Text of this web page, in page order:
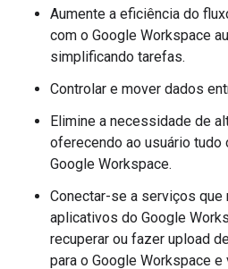
Aumente a eficiência do
com o Google Workspace
simplificando tarefas.
Controlar e mover dados
Elimine a necessidade de
oferecendo ao usuário tudo
Google Workspace.
Conectar-se a serviços que
aplicativos do Google
recuperar ou fazer upload
para o Google Workspace e